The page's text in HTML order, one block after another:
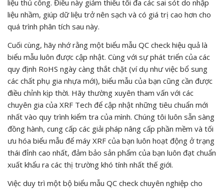
liệu thủ công. Điều này giảm thiểu tối đa các sai sót do nhập
liệu nhầm, giúp dữ liệu trở nên sạch và có giá trị cao hơn cho
quá trình phân tích sau này.
Cuối cùng, hãy nhớ rằng một biểu mẫu QC check hiệu quả là
biểu mẫu luôn được cập nhật. Cùng với sự phát triển của các
quy định RoHS ngày càng thắt chặt (ví dụ như việc bổ sung
các chất phụ gia nhựa mới), biểu mẫu của bạn cũng cần được
điều chỉnh kịp thời. Hãy thường xuyên tham vấn với các
chuyên gia của XRF Tech để cập nhật những tiêu chuẩn mới
nhất vào quy trình kiểm tra của mình. Chúng tôi luôn sẵn sàng
đồng hành, cung cấp các giải pháp nâng cấp phần mềm và tối
ưu hóa biểu mẫu để máy XRF của bạn luôn hoạt động ở trạng
thái đỉnh cao nhất, đảm bảo sản phẩm của bạn luôn đạt chuẩn
xuất khẩu ra các thị trường khó tính nhất thế giới.
Việc duy trì một bộ biểu mẫu QC check chuyên nghiệp cho